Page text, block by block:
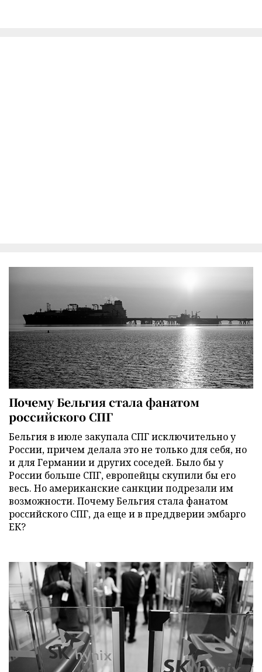
Почему Бельгия стала фанатом
российского СПГ
Бельгия в июле закупала СПГ исключительно у
России, причем делала это не только для себя, но
и для Германии и других соседей. Было бы у
России больше СПГ, европейцы скупили бы его
весь. Но американские санкции подрезали им
возможности. Почему Бельгия стала фанатом
российского СПГ, да еще и в преддверии эмбарго
ЕК?